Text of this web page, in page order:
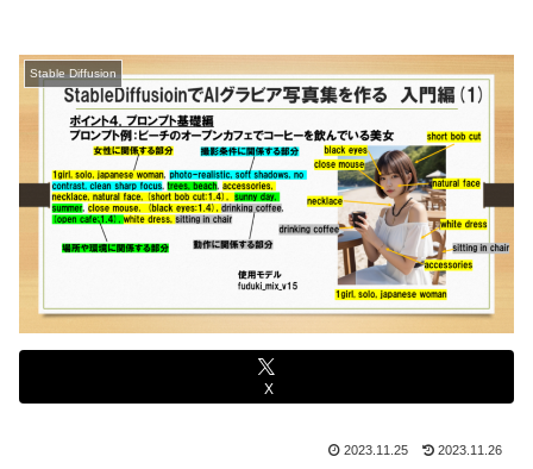
Stable Diffusion
X
2023.11.25 2023.11.26